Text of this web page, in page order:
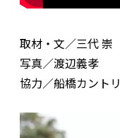
取材・文／三代 崇
写真／渡辺義孝
協力／船橋カント